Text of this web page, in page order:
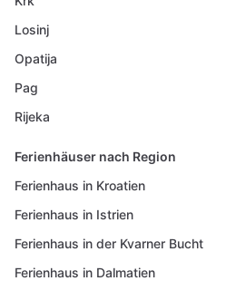
Losinj
Opatija
Pag
Rijeka
Ferienhäuser nach Region
Ferienhaus in Kroatien
Ferienhaus in Istrien
Ferienhaus in der Kvarner Bucht
Ferienhaus in Dalmatien